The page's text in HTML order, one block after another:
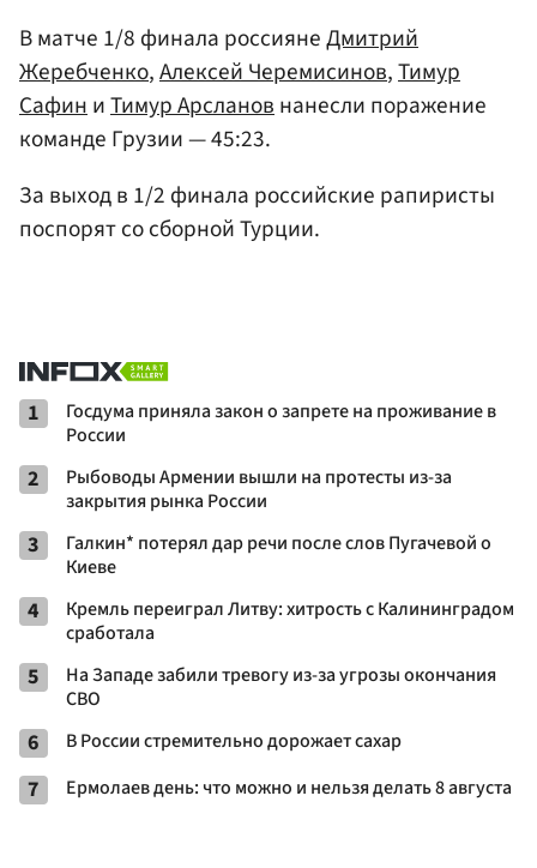
В матче 1/8 финала россиянеДмитрий
Жеребченко,Алексей Черемисинов,Тимур
СафиниТимур Арслановнанесли поражение
команде Грузии — 45:23.
За выход в 1/2 финала российские рапиристы
поспорят со сборной Турции.
1
Госдума приняла закон о запрете на проживание в
России
2
Рыбоводы Армении вышли на протесты из-за
закрытия рынка России
3
Галкин* потерял дар речи после слов Пугачевой о
Киеве
4
Кремль переиграл Литву: хитрость с Калининградом
сработала
5
На Западе забили тревогу из-за угрозы окончания
СВО
6 В России стремительно дорожает сахар
7 Ермолаев день: что можно и нельзя делать 8 августа